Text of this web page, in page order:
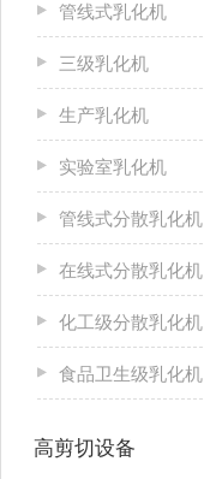
管线式乳化机
三级乳化机
生产乳化机
实验室乳化机
管线式分散乳化机
在线式分散乳化机
化工级分散乳化机
食品卫生级乳化机
高剪切设备